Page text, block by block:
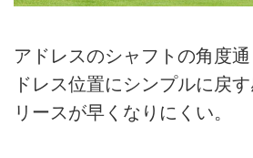
アドレスのシャフトの角度
ドレス位置にシンプルに戻
リースが早くなりにくい。